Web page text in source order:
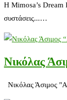
Η Mimosa’s Dream
συστάσεις...…
Nικόλας
Nικόλας Άσιμος